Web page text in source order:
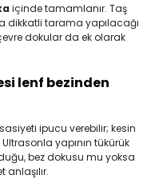
içinde tamamlanır. Taş
tarama yapılacağı
dokular da ek olarak
lenf bezinden
ipucu verebilir; kesin
yapının tükürük
bez dokusu mu yoksa